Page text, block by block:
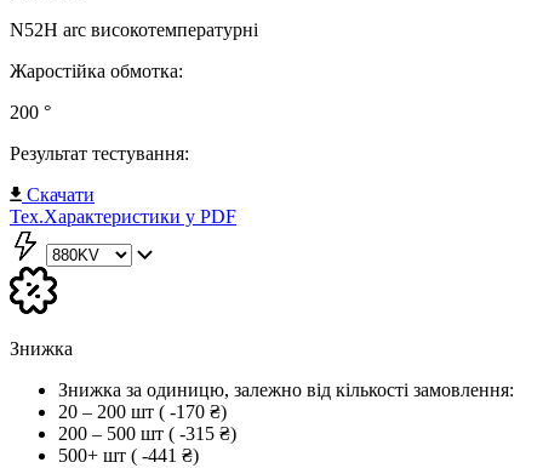
N52H arc високотемпературні
Жаростійка обмотка:
200 °
Результат тестування:
Скачати
Тех.Характеристики у PDF
Знижка
Знижка за одиницю, залежно від кількості замовлення:
20 – 200 шт ( -170 ₴)
200 – 500 шт ( -315 ₴)
500+ шт ( -441 ₴)